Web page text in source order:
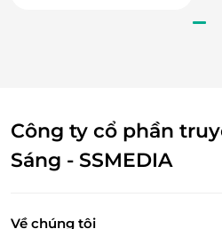
Công ty cổ phần
Sáng - SSMEDIA
Về chúng tôi